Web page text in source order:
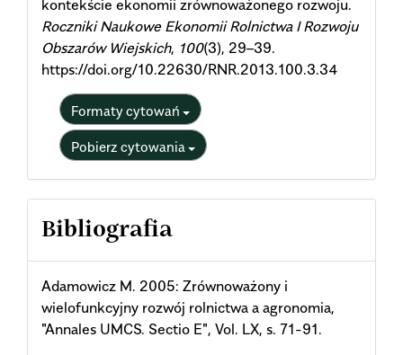
kontekście ekonomii zrównoważonego rozwoju.
Roczniki Naukowe Ekonomii Rolnictwa I Rozwoju
Obszarów Wiejskich, 100(3), 29–39.
https://doi.org/10.22630/RNR.2013.100.3.34
Formaty cytowań
Pobierz cytowania
Bibliografia
Adamowicz M. 2005: Zrównoważony i
wielofunkcyjny rozwój rolnictwa a agronomia,
"Annales UMCS. Sectio E", Vol. LX, s. 71-91.